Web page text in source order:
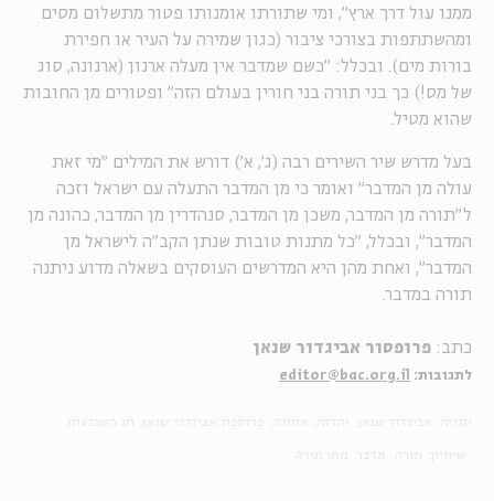
ממנו עול דרך ארץ", ומי שתורתו אומנותו פטור מתשלום מסים
ומהשתתפות בצורכי ציבור (כגון שמירה על העיר או חפירת
בורות מים). ובכלל: "כשם שמדבר אין מעלה ארנון (ארנונה, סוג
של מס!) כך בני תורה בני חורין בעולם הזה" ופטורים מן החובות
שהוא מטיל.
בעל מדרש שיר השירים רבה (ג', א') דורש את המילים "מי זאת
עולה מן המדבר" ואומר כי מן המדבר התעלה עם ישראל וזכה
ל"תורה מן המדבר, משכן מן המדבר, סנהדרין מן המדבר, כהונה מן
המדבר", ובכלל, "כל מתנות טובות שנתן הקב"ה לישראל מן
המדבר", ואחת מהן היא המדרשים העוסקים בשאלה מדוע ניתנה
תורה במדבר.
כתב: פרופסור אביגדור שנאן
לתגובות: editor@bac.org.il